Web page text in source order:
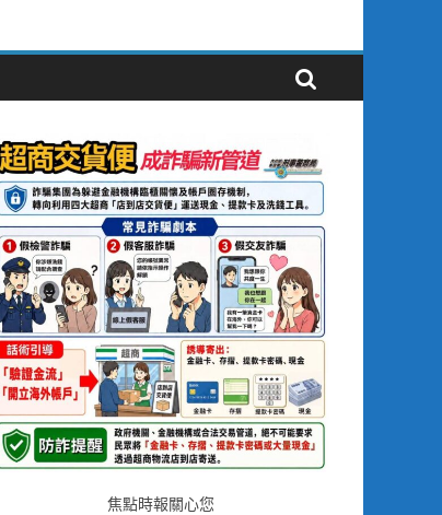
焦點時報關心您